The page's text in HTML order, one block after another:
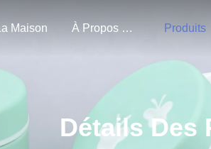
Maison À Propos De Nous Produits
Détails Des